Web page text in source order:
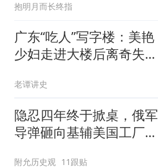
抱明月而长终指
广东“吃人”写字楼：美艳
少妇走进大楼后离奇失
相
老谭讲史
隐忍四年终于掀桌，俄军
导弹砸向基辅美国工厂，
附允历史观 11跟贴